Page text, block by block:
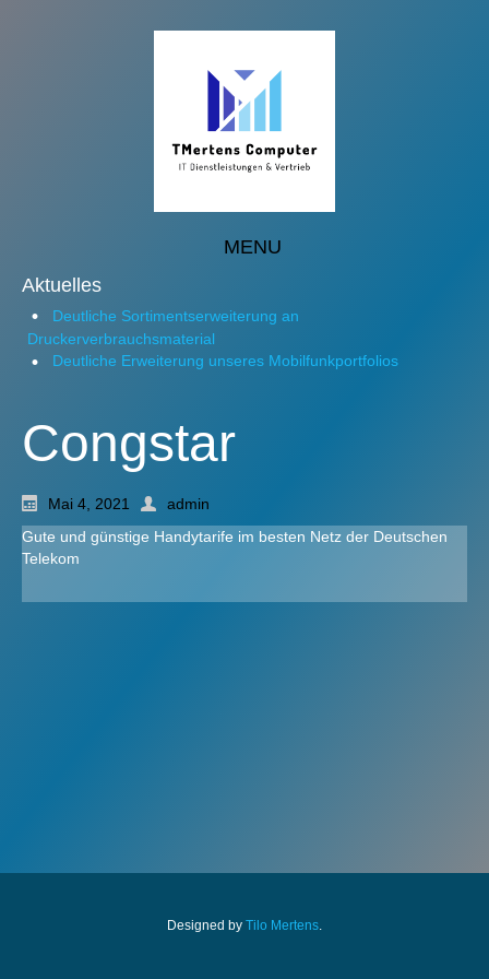
MENU
Aktuelles
Deutliche Sortimentserweiterung an
Druckerverbrauchsmaterial
Deutliche Erweiterung unseres Mobilfunkportfolios
Congstar
Mai 4, 2021
admin
Gute und günstige Handytarife im besten Netz der Deutschen
Telekom
Designed by Tilo Mertens.